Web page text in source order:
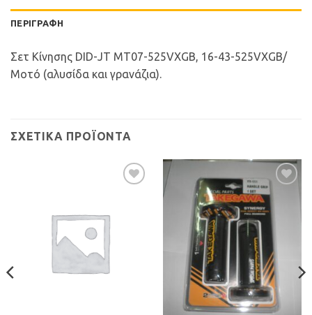
ΠΕΡΙΓΡΑΦΉ
Σετ Κίνησης DID-JT MT07-525VXGB, 16-43-525VXGB/
Μοτό (αλυσίδα και γρανάζια).
ΣΧΕΤΙΚΆ ΠΡΟΪΌΝΤΑ
Επιθυμιών
Προσθήκη
στη Λίστα
Επιθυμιών